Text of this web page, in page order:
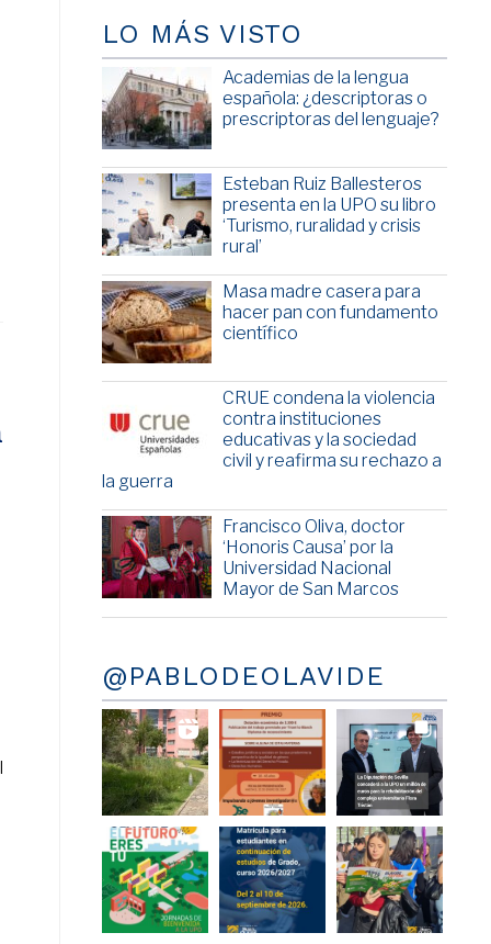
LO MÁS VISTO
Academias de la lengua
española: ¿descriptoras o
prescriptoras del lenguaje?
Esteban Ruiz Ballesteros
presenta en la UPO su libro
‘Turismo, ruralidad y crisis
rural’
Masa madre casera para
hacer pan con fundamento
científico
CRUE condena la violencia
contra instituciones
educativas y la sociedad
civil y reafirma su rechazo a
la guerra
Francisco Oliva, doctor
‘Honoris Causa’ por la
Universidad Nacional
Mayor de San Marcos
@PABLODEOLAVIDE